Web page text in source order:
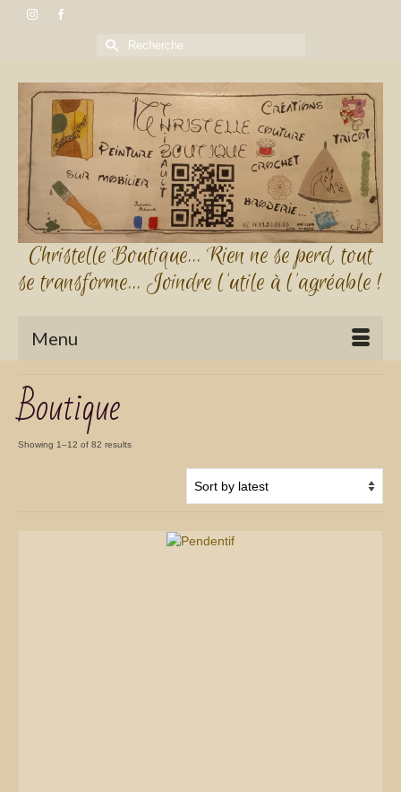
Rechercher :
Christelle Boutique... Rien ne se perd, tout
se transforme... Joindre l'utile à l'agréable !
Menu
Boutique
Showing 1–12 of 82 results